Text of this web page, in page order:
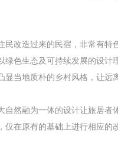
改造过来的民宿，非常有
色生态及可持续发展的设
当地质朴的乡村风格，让
自然融为一体的设计让旅居
在原有的基础上进行相应的